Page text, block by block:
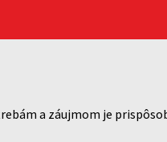
a záujmom je